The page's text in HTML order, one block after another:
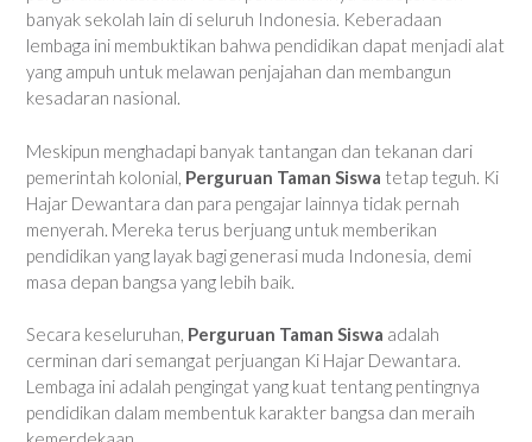
banyak sekolah lain di seluruh Indonesia. Keberadaan
lembaga ini membuktikan bahwa pendidikan dapat menjadi alat
yang ampuh untuk melawan penjajahan dan membangun
kesadaran nasional.
Meskipun menghadapi banyak tantangan dan tekanan dari
pemerintah kolonial, Perguruan Taman Siswa tetap teguh. Ki
Hajar Dewantara dan para pengajar lainnya tidak pernah
menyerah. Mereka terus berjuang untuk memberikan
pendidikan yang layak bagi generasi muda Indonesia, demi
masa depan bangsa yang lebih baik.
Secara keseluruhan, Perguruan Taman Siswa adalah
cerminan dari semangat perjuangan Ki Hajar Dewantara.
Lembaga ini adalah pengingat yang kuat tentang pentingnya
pendidikan dalam membentuk karakter bangsa dan meraih